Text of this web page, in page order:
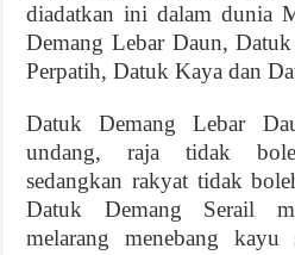
diadatkan ini dalam dunia
Demang Lebar Daun,
Perpatih, Datuk Kaya dan
Datuk Demang Lebar
undang, raja tidak
sedangkan rakyat tidak
Datuk Demang Serail
melarang menebang